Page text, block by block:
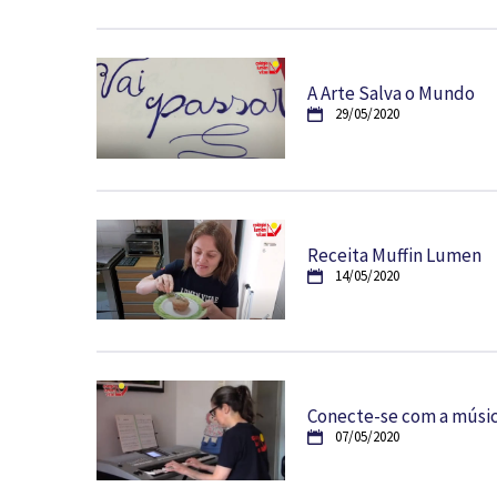
A Arte Salva o Mundo
29/05/2020
Receita Muffin Lumen
14/05/2020
Conecte-se com a
07/05/2020